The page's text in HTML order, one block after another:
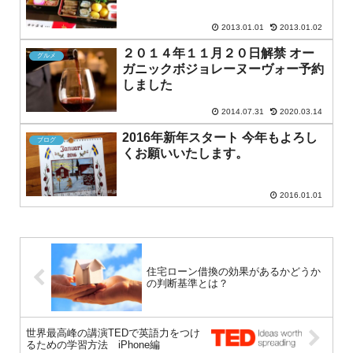
2013.01.01 2013.01.02
グルメ
２０１４年１１月２０日解禁 オー
ガニックボジョレーヌーヴォー予約
しました
2014.07.31 2020.03.14
ブログ
2016年新年スタート 今年もよろし
くお願いいたします。
2016.01.01
住宅ローン借換の効果があるかどうか
の判断基準とは？
世界最高峰の講演TEDで英語力をつけ
るための学習方法 iPhone編